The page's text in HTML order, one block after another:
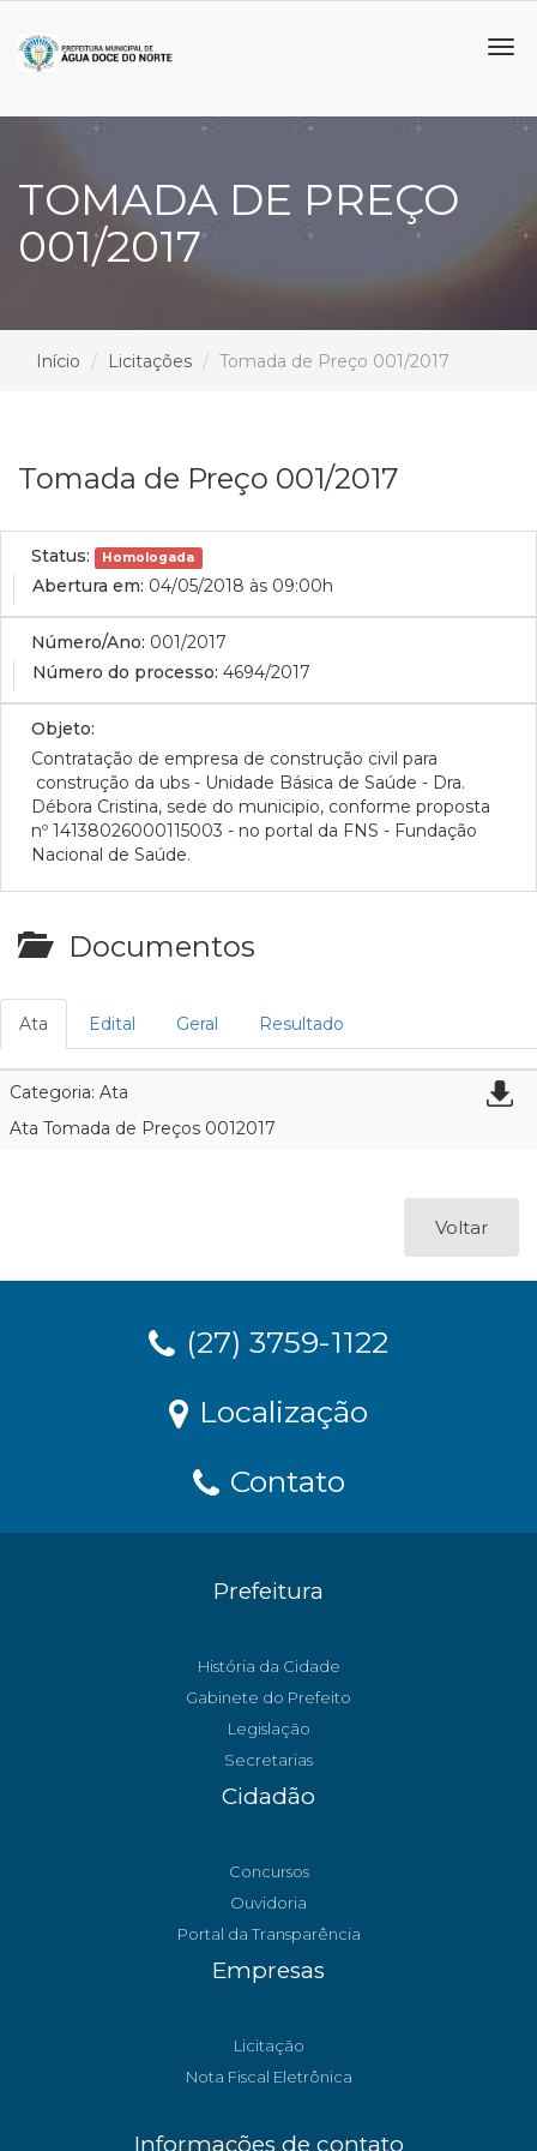
TOMADA DE PREÇO
001/2017
Início Licitações Tomada de Preço 001/2017
Tomada de Preço 001/2017
Status: Homologada
Abertura em: 04/05/2018 às 09:00h
Número/Ano: 001/2017
Número do processo: 4694/2017
Objeto:
Contratação de empresa de construção civil para
construção da ubs - Unidade Básica de Saúde - Dra.
Débora Cristina, sede do municipio, conforme proposta
nº 14138026000115003 - no portal da FNS - Fundação
Nacional de Saúde.
Documentos
Ata Edital Geral Resultado
Categoria: Ata
Ata Tomada de Preços 0012017
Voltar
(27) 3759-1122
Localização
Contato
Prefeitura
História da Cidade
Gabinete do Prefeito
Legislação
Secretarias
Cidadão
Concursos
Ouvidoria
Portal da Transparência
Empresas
Licitação
Nota Fiscal Eletrônica
Informações de contato